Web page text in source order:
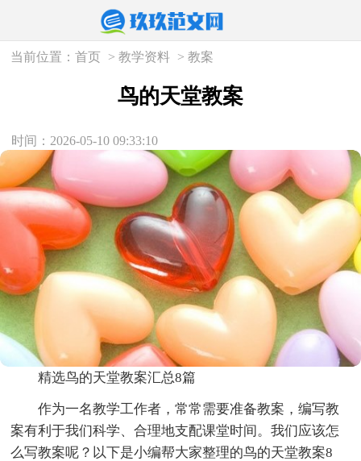
当前位置：首页 >教学资料 >教案
鸟的天堂教案
时间：2026-05-10 09:33:10
精选鸟的天堂教案汇总8篇
作为一名教学工作者，常常需要准备教案，编写教
案有利于我们科学、合理地支配课堂时间。我们应该怎
么写教案呢？以下是小编帮大家整理的鸟的天堂教案8